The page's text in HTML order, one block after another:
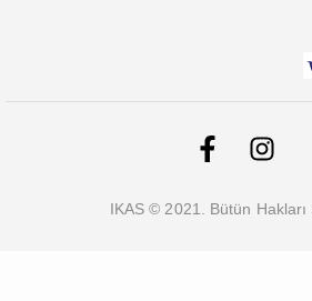
IKAS © 2021. Bütün Hakları